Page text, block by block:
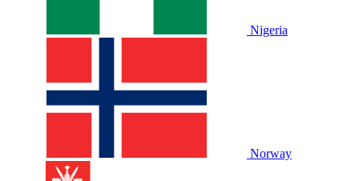
Nigeria
Norway